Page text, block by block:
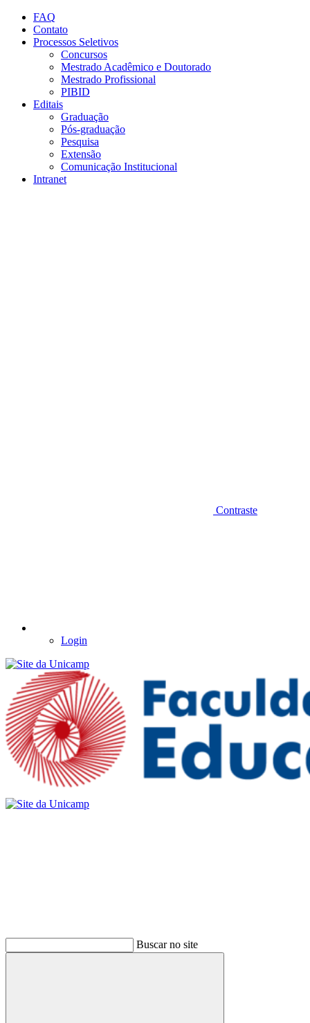
Conteúdo principal
FAQ
Contato
Processos Seletivos
Concursos
Mestrado Acadêmico e Doutorado
Mestrado Profissional
PIBID
Editais
Graduação
Pós-graduação
Pesquisa
Extensão
Comunicação Institucional
Intranet
Contraste
Login
Buscar no site